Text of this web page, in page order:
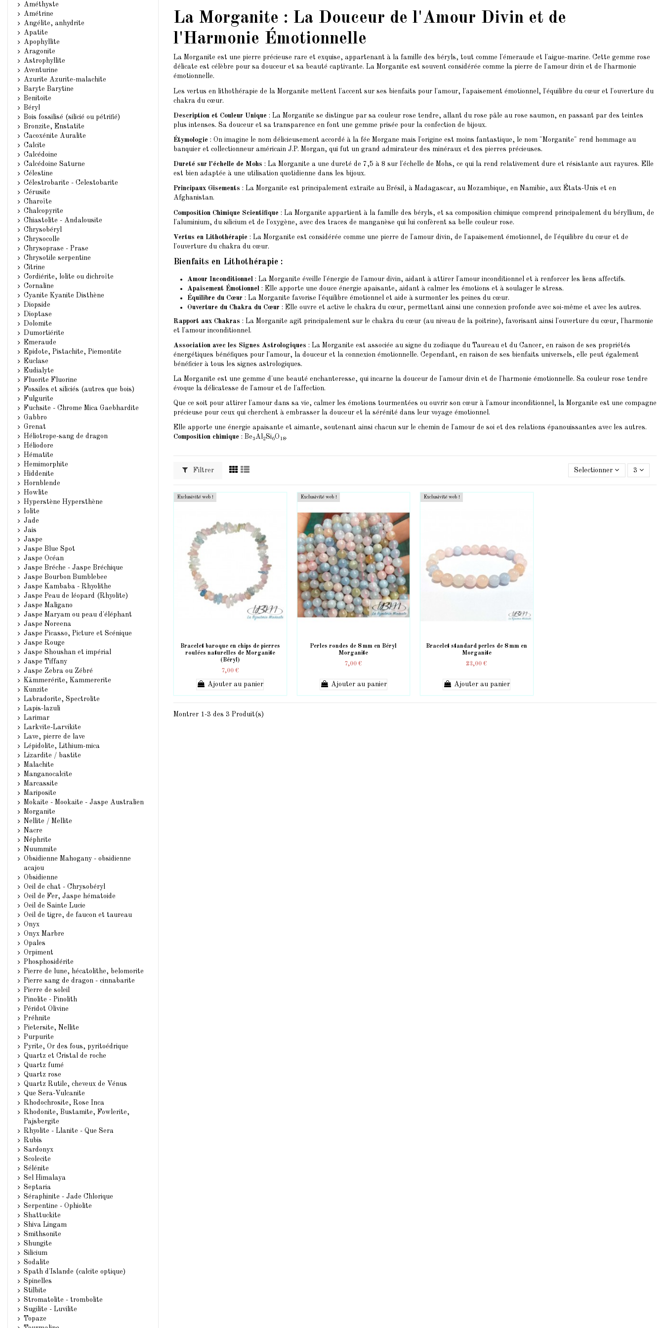
La Morganite : La Douceur de l'Amour Divin et de
l'Harmonie Émotionnelle
La Morganite est une pierre précieuse rare et exquise, appartenant à la famille des béryls, tout comme l'émeraude et l'aigue-marine. Cette gemme rose
délicate est célèbre pour sa douceur et sa beauté captivante. La Morganite est souvent considérée comme la pierre de l'amour divin et de l'harmonie
émotionnelle.
Les vertus en lithothérapie de la Morganite mettent l'accent sur ses bienfaits pour l'amour, l'apaisement émotionnel, l'équilibre du cœur et l'ouverture du
chakra du cœur.
Description et Couleur Unique : La Morganite se distingue par sa couleur rose tendre, allant du rose pâle au rose saumon, en passant par des teintes
plus intenses. Sa douceur et sa transparence en font une gemme prisée pour la confection de bijoux.
Étymologie : On imagine le nom délicieusement accordé à la fée Morgane mais l'origine est moins fantastique, le nom "Morganite" rend hommage au
banquier et collectionneur américain J.P. Morgan, qui fut un grand admirateur des minéraux et des pierres précieuses.
Dureté sur l'échelle de Mohs : La Morganite a une dureté de 7,5 à 8 sur l'échelle de Mohs, ce qui la rend relativement dure et résistante aux rayures. Elle
est bien adaptée à une utilisation quotidienne dans les bijoux.
Principaux Gisements : La Morganite est principalement extraite au Brésil, à Madagascar, au Mozambique, en Namibie, aux États-Unis et en
Afghanistan.
Composition Chimique Scientifique : La Morganite appartient à la famille des béryls, et sa composition chimique comprend principalement du béryllium, de
l'aluminium, du silicium et de l'oxygène, avec des traces de manganèse qui lui confèrent sa belle couleur rose.
Vertus en Lithothérapie : La Morganite est considérée comme une pierre de l'amour divin, de l'apaisement émotionnel, de l'équilibre du cœur et de
l'ouverture du chakra du cœur.
Bienfaits en Lithothérapie :
Amour Inconditionnel : La Morganite éveille l'énergie de l'amour divin, aidant à attirer l'amour inconditionnel et à renforcer les liens affectifs.
Apaisement Émotionnel : Elle apporte une douce énergie apaisante, aidant à calmer les émotions et à soulager le stress.
Équilibre du Cœur : La Morganite favorise l'équilibre émotionnel et aide à surmonter les peines du cœur.
Ouverture du Chakra du Cœur : Elle ouvre et active le chakra du cœur, permettant ainsi une connexion profonde avec soi-même et avec les autres.
Rapport aux Chakras : La Morganite agit principalement sur le chakra du cœur (au niveau de la poitrine), favorisant ainsi l'ouverture du cœur, l'harmonie
et l'amour inconditionnel.
Association avec les Signes Astrologiques : La Morganite est associée au signe du zodiaque du Taureau et du Cancer, en raison de ses propriétés
énergétiques bénéfiques pour l'amour, la douceur et la connexion émotionnelle. Cependant, en raison de ses bienfaits universels, elle peut également
bénéficier à tous les signes astrologiques.
La Morganite est une gemme d'une beauté enchanteresse, qui incarne la douceur de l'amour divin et de l'harmonie émotionnelle. Sa couleur rose tendre
évoque la délicatesse de l'amour et de l'affection.
Que ce soit pour attirer l'amour dans sa vie, calmer les émotions tourmentées ou ouvrir son cœur à l'amour inconditionnel, la Morganite est une compagne
précieuse pour ceux qui cherchent à embrasser la douceur et la sérénité dans leur voyage émotionnel.
Elle apporte une énergie apaisante et aimante, soutenant ainsi chacun sur le chemin de l'amour de soi et des relations épanouissantes avec les autres.
Composition chimique : Be 3Al2Si6O 18.
Filtrer Selectionner 3
Exclusivité web !
Bracelet baroque en chips de pierres
roulées naturelles de Morganite
(Béryl)
7,00 €
Ajouter au panier
Exclusivité web !
Perles rondes de 8 mm en Béryl
Morganite
7,00 €
Ajouter au panier
Exclusivité web !
Bracelet standard perles de 8 mm en
Morganite
23,00 €
Ajouter au panier
Montrer 1-3 des 3 Produit(s)
Améthyste
Amétrine
Angélite, anhydrite
Apatite
Apophyllite
Aragonite
Astrophyllite
Aventurine
Azurite Azurite-malachite
Baryte Barytine
Benitoite
Béryl
Bois fossilisé (silicié ou pétrifié)
Bronzite, Enstatite
Cacoxénite Auralite
Calcite
Calcédoine
Calcédoine Saturne
Célestine
Célestrobarite - Celestobarite
Cérusite
Charoïte
Chalcopyrite
Chiastolite - Andalousite
Chrysobéryl
Chrysocolle
Chrysoprase - Prase
Chrysotile serpentine
Citrine
Cordiérite, lolite ou dichroïte
Cornaline
Cyanite Kyanite Disthène
Diopside
Dioptase
Dolomite
Dumortiérite
Emeraude
Epidote, Pistachite, Piemontite
Euclase
Eudialyte
Fluorite Fluorine
Fossiles et siliciés (autres que bois)
Fulgurite
Fuchsite - Chrome Mica Gaebhardite
Gabbro
Grenat
Héliotrope-sang de dragon
Héliodore
Hématite
Hemimorphite
Hiddenite
Hornblende
Howlite
Hyperstène Hypersthène
Iolite
Jade
Jais
Jaspe
Jaspe Blue Spot
Jaspe Océan
Jaspe Bréche - Jaspe Bréchique
Jaspe Bourbon Bumblebee
Jaspe Kambaba - Rhyolithe
Jaspe Peau de léopard (Rhyolite)
Jaspe Maligano
Jaspe Maryam ou peau d'éléphant
Jaspe Noreena
Jaspe Picasso, Picture et Scénique
Jaspe Rouge
Jaspe Shoushan et impérial
Jaspe Tiffany
Jaspe Zebra ou Zébré
Kämmerérite, Kammererite
Kunzite
Labradorite, Spectrolite
Lapis-lazuli
Larimar
Larkvite-Larvikite
Lave, pierre de lave
Lépidolite, Lithium-mica
Lizardite / bastite
Malachite
Manganocalcite
Marcassite
Mariposite
Mokaite - Mookaite - Jaspe Australien
Morganite
Nellite / Mellite
Nacre
Néphrite
Nuummite
Obsidienne Mahogany - obsidienne
acajou
Obsidienne
Oeil de chat - Chrysobéryl
Oeil de Fer, Jaspe hématoide
Oeil de Sainte Lucie
Oeil de tigre, de faucon et taureau
Onyx
Onyx Marbre
Opales
Orpiment
Phosphosidérite
Pierre de lune, hécatolithe, belomorite
Pierre sang de dragon - cinnabarite
Pierre de soleil
Pinolite - Pinolith
Péridot Olivine
Préhnite
Pietersite, Nellite
Purpurite
Pyrite, Or des fous, pyritoédrique
Quartz et Cristal de roche
Quartz fumé
Quartz rose
Quartz Rutile, cheveux de Vénus
Que Sera-Vulcanite
Rhodochrosite, Rose Inca
Rhodonite, Bustamite, Fowlerite,
Pajsbergite
Rhyolite - Llanite - Que Sera
Rubis
Sardonyx
Scolecite
Sélénite
Sel Himalaya
Septaria
Séraphinite - Jade Chlorique
Serpentine - Ophiolite
Shattuckite
Shiva Lingam
Smithsonite
Shungite
Silicium
Sodalite
Spath d'Islande (calcite optique)
Spinelles
Stilbite
Stromatolite - trombolite
Sugilite - Luvilite
Topaze